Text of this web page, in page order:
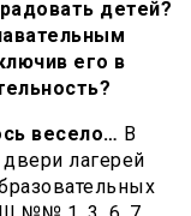
детей?
его в
весело… В
лагерей